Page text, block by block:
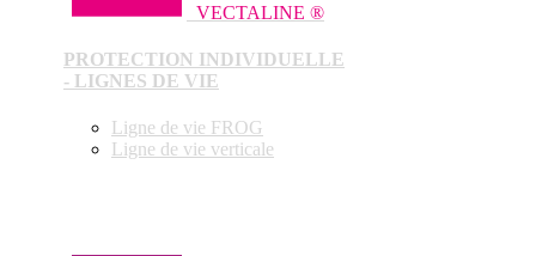
VECTALINE ®
PROTECTION INDIVIDUELLE
- LIGNES DE VIE
Ligne de vie FROG
Ligne de vie verticale